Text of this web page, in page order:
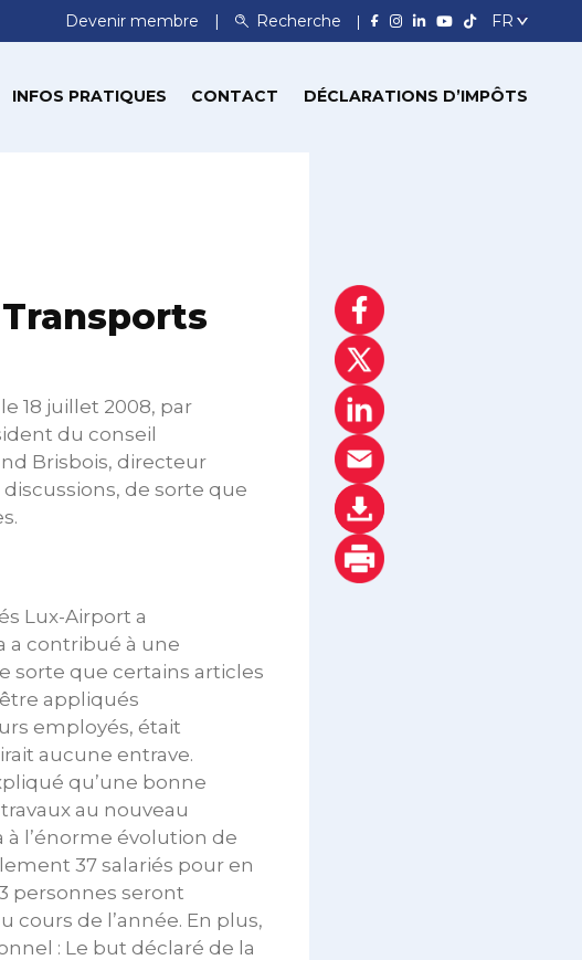
Devenir membre Recherche
INFOS PRATIQUES CONTACT DÉCLARATIONS D’IMPÔTS
18 juillet 2008, par
du conseil
Brisbois, directeur
de sorte que
Lux-Airport a
a contribué à une
sorte que certains articles
appliqués
employés, était
aucune entrave.
qu’une bonne
au nouveau
l’énorme évolution de
37 salariés pour en
personnes seront
de l’année. En plus,
: Le but déclaré de la